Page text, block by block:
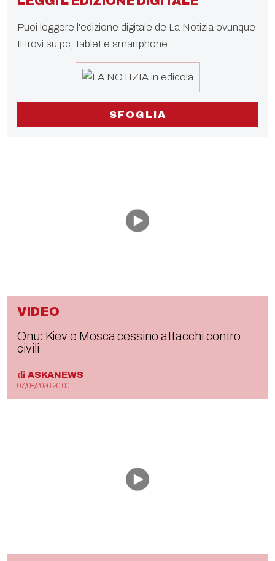
Puoi leggere l'edizione digitale de La Notizia ovunque
ti trovi su pc, tablet e smartphone.
SFOGLIA
VIDEO
Onu: Kiev e Mosca cessino attacchi contro
civili
di ASKANEWS
07/08/2026 20:00